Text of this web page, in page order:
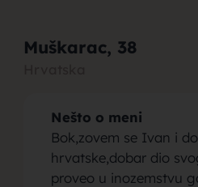
Muškarac, 38
Nešto o meni
Bok,zovem se Ivan i
hrvatske,dobar dio
proveo u inozemstvu